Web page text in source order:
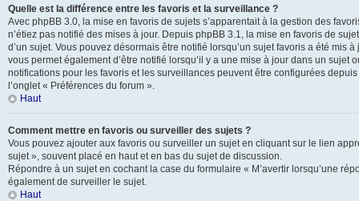
Quelle est la différence entre les favoris et la surveillance ?
Avec phpBB 3.0, la mise en favoris de sujets s’apparentait à la gestion des
n’étiez pas notifié des mises à jour. Depuis phpBB 3.1, la mise en favoris de
d’un sujet. Vous pouvez désormais être notifié lorsqu’un sujet favoris a été mis
vous permet également d’être notifié lorsqu’il y a une mise à jour dans un sujet
notifications pour les favoris et les surveillances peuvent être configurées
l’onglet « Préférences du forum ».
Haut
Comment mettre en favoris ou surveiller des sujets ?
Vous pouvez ajouter aux favoris ou surveiller un sujet en cliquant sur le lien
sujet », souvent placé en haut et en bas du sujet de discussion.
Répondre à un sujet en cochant la case du formulaire « M’avertir lorsqu’une
également de surveiller le sujet.
Haut